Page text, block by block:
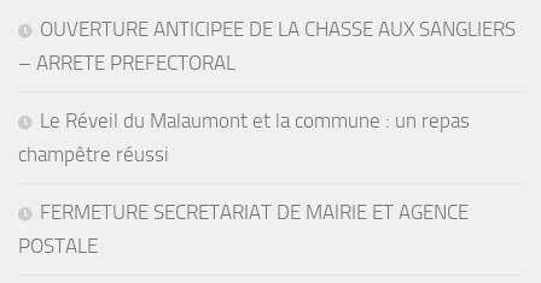
OUVERTURE ANTICIPEE DE LA CHASSE AUX SANGLIERS
– ARRETE PREFECTORAL
Le Réveil du Malaumont et la commune : un repas
champêtre réussi
FERMETURE SECRETARIAT DE MAIRIE ET AGENCE
POSTALE